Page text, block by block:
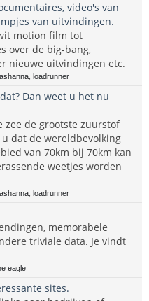
video's van
van uitvindingen.
motion film tot
over de big-bang,
nieuwe uitvindingen etc.
loadrunner
Dan weet u het nu
zee de grootste zuurstof
dat de wereldbevolking
van 70km bij 70km kan
weetjes worden
loadrunner
memorabele
triviale data. Je vindt
eagle
sites.